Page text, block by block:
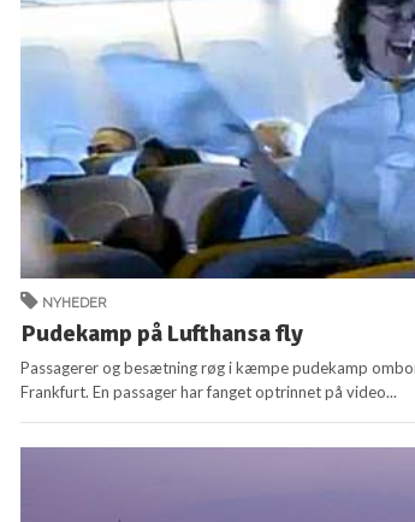
NYHEDER
Pudekamp på Lufthansa fly
Passagerer og besætning røg i kæmpe pudekamp
Frankfurt. En passager har fanget optrinnet på video...